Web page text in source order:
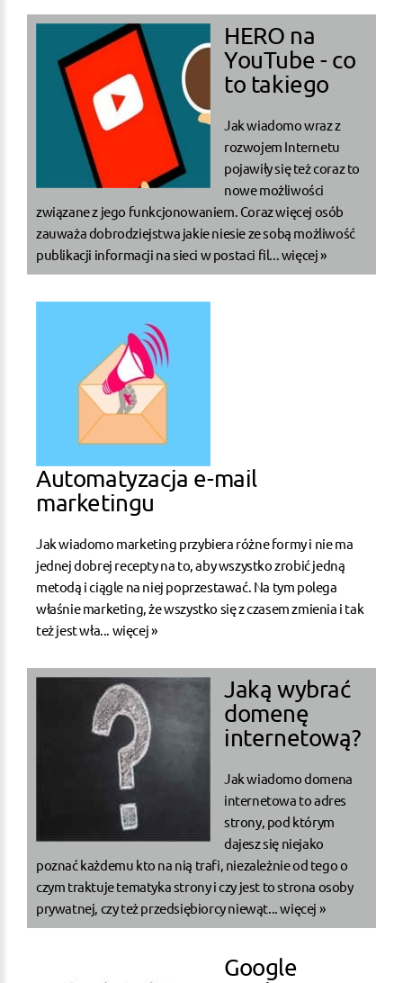
HERO na
YouTube - co
to takiego
Jak wiadomo wraz z
rozwojem Internetu
pojawiły się też coraz to
nowe możliwości
związane z jego funkcjonowaniem. Coraz więcej osób
zauważa dobrodziejstwa jakie niesie ze sobą możliwość
publikacji informacji na sieci w postaci fil... więcej »
Automatyzacja e-mail
marketingu
Jak wiadomo marketing przybiera różne formy i nie ma
jednej dobrej recepty na to, aby wszystko zrobić jedną
metodą i ciągle na niej poprzestawać. Na tym polega
właśnie marketing, że wszystko się z czasem zmienia i tak
też jest wła... więcej »
Jaką wybrać
domenę
internetową?
Jak wiadomo domena
internetowa to adres
strony, pod którym
dajesz się niejako
poznać każdemu kto na nią trafi, niezależnie od tego o
czym traktuje tematyka strony i czy jest to strona osoby
prywatnej, czy też przedsiębiorcy niewąt...więcej »
Google